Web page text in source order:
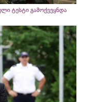
ტესტი გამოქვეყნდა